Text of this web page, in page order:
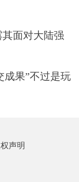
面对大陆强
成果”不过是玩
声明